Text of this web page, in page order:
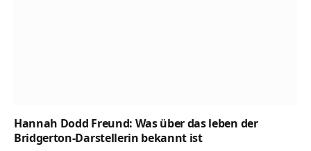
Hannah Dodd Freund: Was über das leben der
Bridgerton-Darstellerin bekannt ist